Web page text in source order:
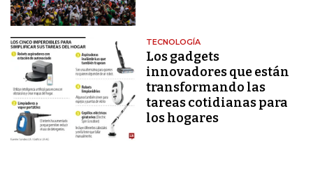
TECNOLOGÍA
Los gadgets
innovadores que están
transformando las
tareas cotidianas para
los hogares